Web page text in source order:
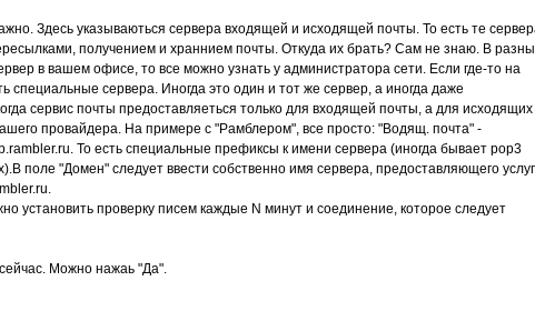
Здесь указываються сервера входящей и исходящей почты. То есть те
получением и храннием почты. Откуда их брать? Сам не знаю. В
в вашем офисе, то все можно узнать у администратора сети. Если где-то на
специальные сервера. Иногда это один и тот же сервер, а иногда даже
сервис почты предоставляеться только для входящей почты, а для исходящих
провайдера. На примере с "Рамблером", все просто: "Водящ. почта" -
То есть специальные префиксы к имени сервера (иногда бывает pop3
поле "Домен" следует ввести собственно имя сервера, предоставляющего
установить проверку писем каждые N минут и соединение, которое следует
Можно нажаь "Да".